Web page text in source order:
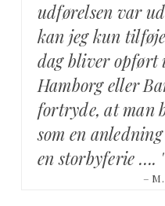
udførelsen var
kan jeg kun
dag bliver opført
Hamborg eller
fortryde, at man
som en
en storbyferie …. '
–